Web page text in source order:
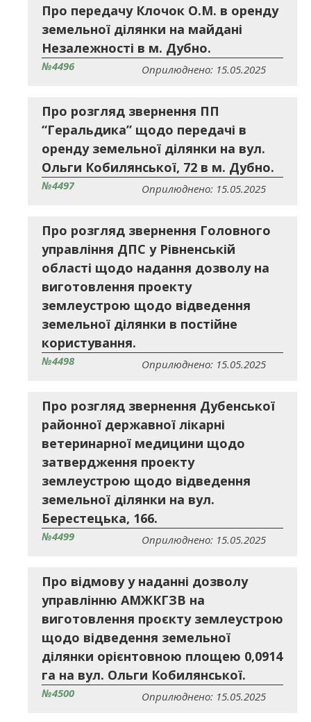
Про передачу Клочок О.М. в оренду
земельної ділянки на майдані
Незалежності в м. Дубно.
№4496 Оприлюднено: 15.05.2025
Про розгляд звернення ПП
“Геральдика” щодо передачі в
оренду земельної ділянки на вул.
Ольги Кобилянської, 72 в м. Дубно.
№4497 Оприлюднено: 15.05.2025
Про розгляд звернення Головного
управління ДПС у Рівненській
області щодо надання дозволу на
виготовлення проекту
землеустрою щодо відведення
земельної ділянки в постійне
користування.
№4498 Оприлюднено: 15.05.2025
Про розгляд звернення Дубенської
районної державної лікарні
ветеринарної медицини щодо
затвердження проекту
землеустрою щодо відведення
земельної ділянки на вул.
Берестецька, 166.
№4499 Оприлюднено: 15.05.2025
Про відмову у наданні дозволу
управлінню АМЖКГЗВ на
виготовлення проєкту землеустрою
щодо відведення земельної
ділянки орієнтовною площею 0,0914
га на вул. Ольги Кобилянської.
№4500 Оприлюднено: 15.05.2025